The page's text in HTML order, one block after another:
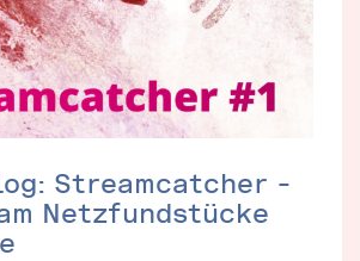
Streamcatcher –
Netzfundstücke